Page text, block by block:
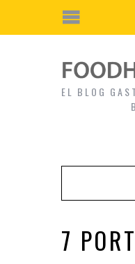
EL BLOG
7